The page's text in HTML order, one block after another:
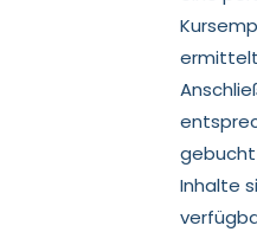
gebucht
Inhalte